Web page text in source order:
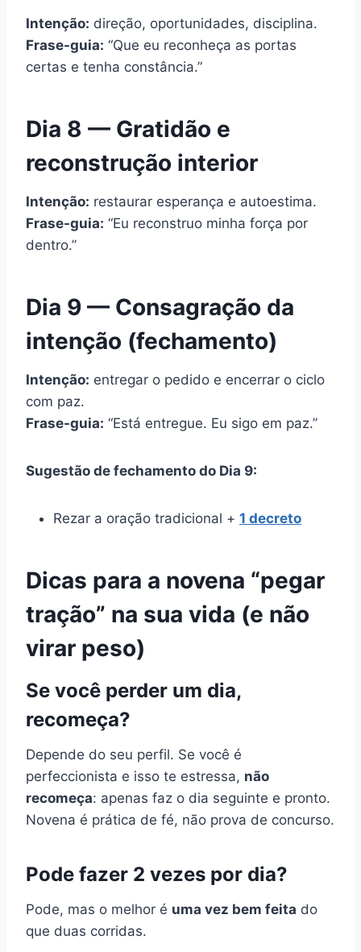
Intenção: direção, oportunidades, disciplina.
Frase-guia: “Que eu reconheça as portas
certas e tenha constância.”
Dia 8 — Gratidão e
reconstrução interior
Intenção: restaurar esperança e autoestima.
Frase-guia: “Eu reconstruo minha força por
dentro.”
Dia 9 — Consagração da
intenção (fechamento)
Intenção: entregar o pedido e encerrar o ciclo
com paz.
Frase-guia: “Está entregue. Eu sigo em paz.”
Sugestão de fechamento do Dia 9:
Rezar a oração tradicional + 1 decreto
Dicas para a novena “pegar
tração” na sua vida (e não
virar peso)
Se você perder um dia,
recomeça?
Depende do seu perfil. Se você é
perfeccionista e isso te estressa, não
recomeça: apenas faz o dia seguinte e pronto.
Novena é prática de fé, não prova de concurso.
Pode fazer 2 vezes por dia?
Pode, mas o melhor é uma vez bem feita do
que duas corridas.